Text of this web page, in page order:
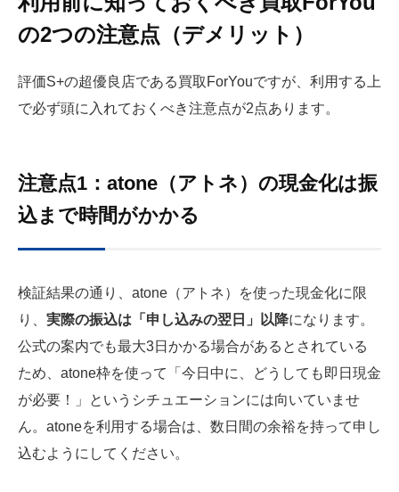
の2つの注意点（デメリット）
評価S+の超優良店である買取ForYouですが、利用する上
で必ず頭に入れておくべき注意点が2点あります。
注意点1：atone（アトネ）の現金化は振
込まで時間がかかる
検証結果の通り、atone（アトネ）を使った現金化に限
り、 実際の振込は「申し込みの翌日」以降になります。
公式の案内でも最大3日かかる場合があるとされている
ため、atone枠を使って「今日中に、どうしても即日現金
が必要！」というシチュエーションには向いていませ
ん。atoneを利用する場合は、数日間の余裕を持って申し
込むようにしてください。